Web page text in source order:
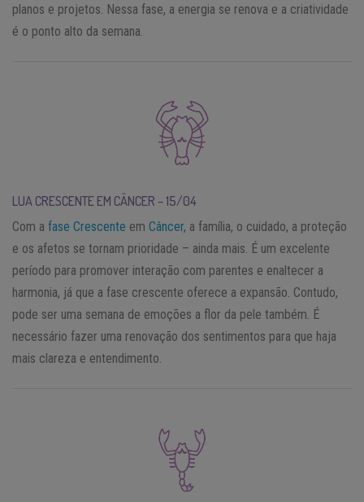
planos e projetos. Nessa fase, a energia se renova e a criatividade
é o ponto alto da semana.
LUA CRESCENTE EM CÂNCER – 15/04
Com a fase Crescente em Câncer, a família, o cuidado, a proteção
e os afetos se tornam prioridade – ainda mais. É um excelente
período para promover interação com parentes e enaltecer a
harmonia, já que a fase crescente oferece a expansão. Contudo,
pode ser uma semana de emoções a flor da pele também. É
necessário fazer uma renovação dos sentimentos para que haja
mais clareza e entendimento.